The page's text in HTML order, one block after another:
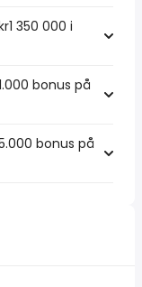
350 000 i
bonus på
bonus på